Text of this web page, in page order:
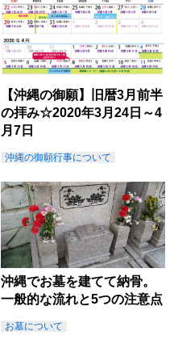
【沖縄の御願】旧暦3月前半
の拝み☆2020年3月24日～4
月7日
沖縄の御願行事について
沖縄でお墓を建てて納骨。
一般的な流れと5つの注意点
お墓について